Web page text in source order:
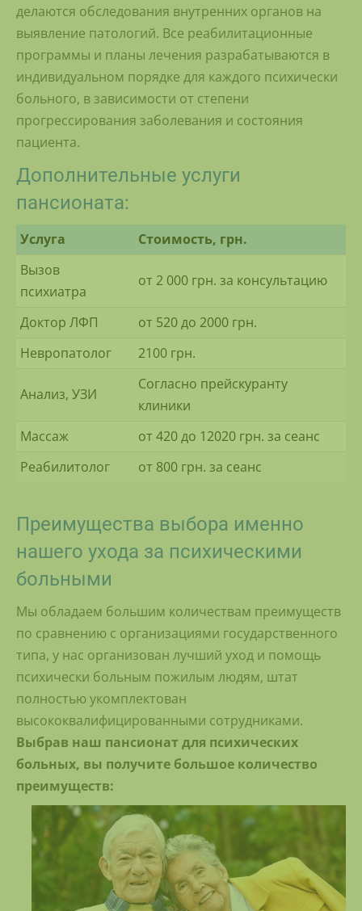
делаются обследования внутренних органов на
выявление патологий. Все реабилитационные
программы и планы лечения разрабатываются в
индивидуальном порядке для каждого психически
больного, в зависимости от степени
прогрессирования заболевания и состояния
пациента.
Дополнительные услуги
пансионата:
Услуга
Стоимость, грн.
Вызов
психиатра
от 2 000 грн. за консультацию
Доктор ЛФП
от 520 до 2000 грн.
Невропатолог
2100 грн.
Анализ, УЗИ
Согласно прейскуранту
клиники
Массаж
от 420 до 12020 грн. за сеанс
Реабилитолог
от 800 грн. за сеанс
Преимущества выбора именно
нашего ухода за психическими
больными
Мы обладаем большим количествам преимуществ
по сравнению с организациями государственного
типа, у нас организован лучший уход и помощь
психически больным пожилым людям, штат
полностью укомплектован
высококвалифицированными сотрудниками.
Выбрав наш пансионат для психических
больных, вы получите большое количество
преимуществ: